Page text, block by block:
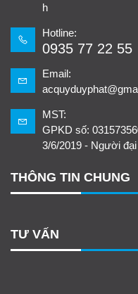
h
Hotline:
0935 77 22 55
Email:
MST:
GPKD số:
3/6/2019 - Người
THÔNG TIN CHUNG
TƯ VẤN